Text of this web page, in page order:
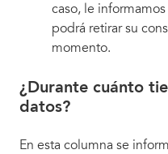
caso, le
podrá retirar su
momento.
¿Durante cuánto
datos?
En esta columna se